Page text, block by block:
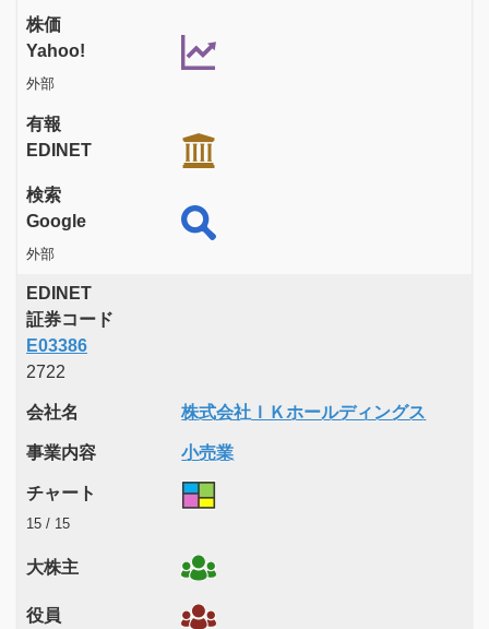
株価
Yahoo!
外部
有報
EDINET
検索
Google
外部
EDINET
証券コード
E03386
2722
会社名 株式会社ＩＫホールディングス
事業内容 小売業
チャート
15 / 15
大株主
役員